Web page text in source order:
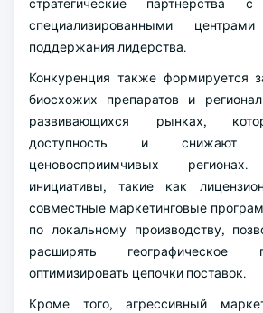
стратегические партнерства
специализированными
поддержания лидерства.
Конкуренция также формируется
биосхожих препаратов и
развивающихся рынках,
доступность и снижают
ценовосприимчивых регионах.
инициативы, такие как
совместные маркетинговые
по локальному производству,
расширять географическое
оптимизировать цепочки поставок.
Кроме того, агрессивный